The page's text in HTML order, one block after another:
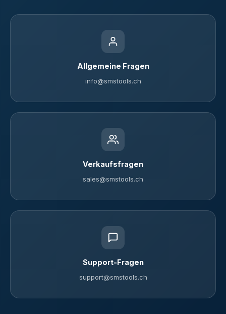
Allgemeine Fragen
info@smstools.ch
Verkaufsfragen
sales@smstools.ch
Support-Fragen
support@smstools.ch